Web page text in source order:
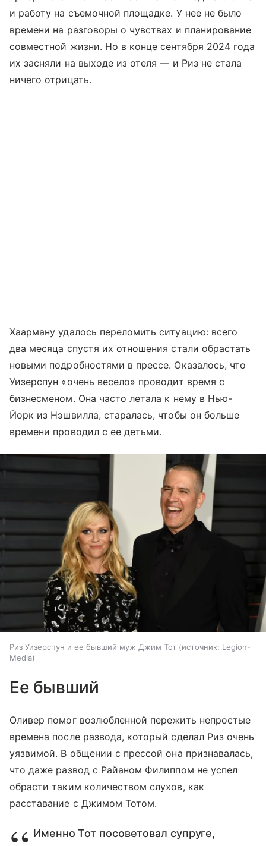
и работу на съемочной площадке. У нее не было
времени на разговоры о чувствах и планирование
совместной жизни. Но в конце сентября 2024 года
их засняли на выходе из отеля — и Риз не стала
ничего отрицать.
Хаарману удалось переломить ситуацию: всего
два месяца спустя их отношения стали обрастать
новыми подробностями в прессе. Оказалось, что
Уизерспун «очень весело» проводит время с
бизнесменом. Она часто летала к нему в Нью-
Йорк из Нэшвилла, старалась, чтобы он больше
времени проводил с ее детьми.
Риз Уизерспун и ее бывший муж Джим Тот источник: Legion-
Media
Ее бывший
Оливер помог возлюбленной пережить непростые
времена после развода, который сделал Риз очень
уязвимой. В общении с прессой она признавалась,
что даже развод с Райаном Филиппом не успел
обрасти таким количеством слухов, как
расставание с Джимом Тотом.
Именно Тот посоветовал супруге,